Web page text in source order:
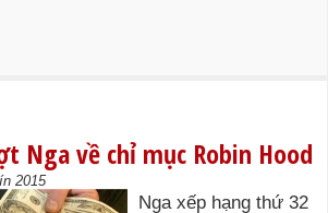
Nga về chỉ mục Robin Hood
2015
Nga xếp hạng thứ 32